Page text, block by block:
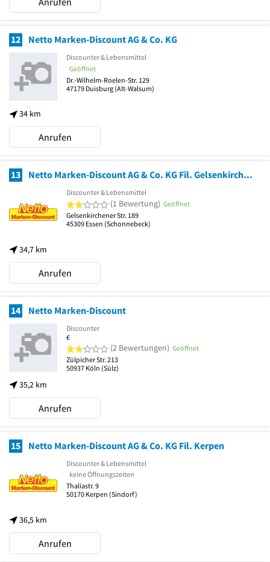
12 Netto Marken-Discount AG & Co. KG
34 km
Discounter & Lebensmittel
Geöffnet
Dr.-Wilhelm-Roelen-Str. 129
47179 Duisburg (Alt-Walsum)
Anrufen
13 Netto Marken-Discount AG & Co. KG Fil. Gelsenkirchener Str.
34,7 km
Discounter & Lebensmittel
2 von 5 Sternen
(1 Bewertung) Geöffnet
Gelsenkirchener Str. 189
45309 Essen (Schonnebeck)
Anrufen
14 Netto Marken-Discount
35,2 km
Discounter
€
2 von 5 Sternen
(2 Bewertungen) Geöffnet
Zülpicher Str. 213
50937 Köln (Sülz)
Anrufen
15 Netto Marken-Discount AG & Co. KG Fil. Kerpen
36,5 km
Discounter & Lebensmittel
keine Öffnungszeiten
Thaliastr. 9
50170 Kerpen (Sindorf)
Anrufen